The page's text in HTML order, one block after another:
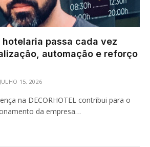
hotelaria passa cada vez
automação e reforço
JULHO 15, 2026
na DECORHOTEL contribui para o
da empresa…